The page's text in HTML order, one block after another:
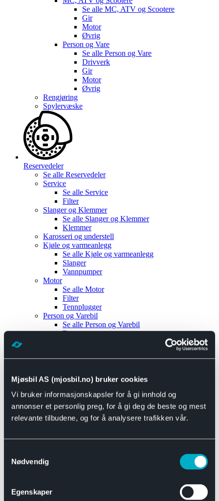
Mjøsbil AS (mjosbil.no) bruker cookies
Vi bruker informasjonskapsler for å gi innhold og
annonser et personlig preg, for å gi deg de beste og mest
relevante tilbudene, og for å analysere trafikken vår.
Nødvendig
Egenskaper
Se alle MC, ATV og Scootere
Gir
Motor
Øvrig
Person og Vare
Se alle Person og Vare
Drivverk
Gir
Motor
Øvrig
Rengjøring
Spylervæske
Reservedeler
Se alle Reservedeler
Service
Se alle Service
Filter
Slanger og Klemmer
Se alle Slanger og Klemmer
Klemmer
Karosseri og understell
Kjøle og varmeanlegg
Se alle Kjøle og varmeanlegg
Slanger
Vannpumper
Motor
Se alle Motor
Filter
Tennplugger
Person og Varebil
Se alle Person og Varebil
Brems
Motor og drivverk
Se alle Universal
Bremsedeler
Se alle Bremsedeler
Bremsenippler
Drivline og motor
Se alle Drivline og motor
Eksosanlegg